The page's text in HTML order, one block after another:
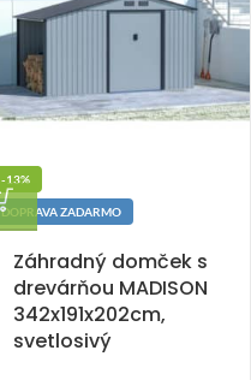
-13%
DOPRAVA ZADARMO
Záhradný domček s
drevárňou MADISON
342x191x202cm,
svetlosivý